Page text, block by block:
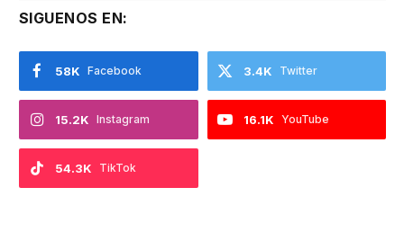
SIGUENOS EN:
Facebook
58K Twitter
3.4K
Instagram
15.2K YouTube
16.1K
TikTok
54.3K